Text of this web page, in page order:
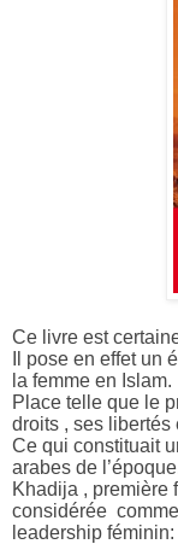
Ce livre est
Il pose en effet
la femme en Islam.
Place telle que le
droits , ses libertés
Ce qui constituait
arabes de
Khadija , première
considérée
leadership féminin: